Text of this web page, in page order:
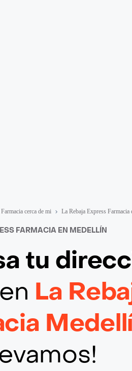
cerca de mi La Rebaja Express
FARMACIA EN MEDELLÍN
tu
La